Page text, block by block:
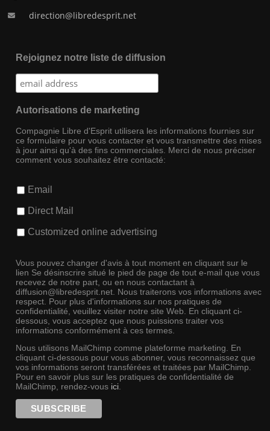
direction@libredesprit.net
Rejoignez notre liste de diffusion
Autorisations de marketing
Compagnie Libre d'Esprit utilisera les informations fournies sur
ce formulaire pour vous contacter et vous transmettre des mises
à jour ainsi qu'à des fins commerciales. Merci de nous préciser
comment vous souhaitez être contacté:
Email
Direct Mail
Customized online advertising
Vous pouvez changer d'avis à tout moment en cliquant sur le
lien Se désinscrire situé le pied de page de tout e-mail que vous
recevez de notre part, ou en nous contactant à
diffusion@libredesprit.net. Nous traiterons vos informations avec
respect. Pour plus d'informations sur nos pratiques de
confidentialité, veuillez visiter notre site Web. En cliquant ci-
dessous, vous acceptez que nous puissions traiter vos
informations conformément à ces termes.
Nous utilisons MailChimp comme plateforme marketing. En
cliquant ci-dessous pour vous abonner, vous reconnaissez que
vos informations seront transférées et traitées par MailChimp.
Pour en savoir plus sur les pratiques de confidentialité de
MailChimp, rendez-vous ici.